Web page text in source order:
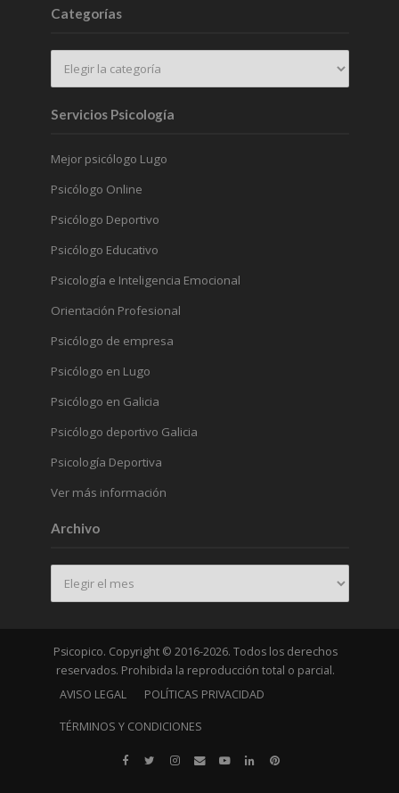
Categorías
Servicios Psicología
Mejor psicólogo Lugo
Psicólogo Online
Psicólogo Deportivo
Psicólogo Educativo
Psicología e Inteligencia Emocional
Orientación Profesional
Psicólogo de empresa
Psicólogo en Lugo
Psicólogo en Galicia
Psicólogo deportivo Galicia
Psicología Deportiva
Ver más información
Archivo
Archivo
Psicopico. Copyright © 2016-2026. Todos los derechos
reservados. Prohibida la reproducción total o parcial.
AVISO LEGAL
POLÍTICAS PRIVACIDAD
TÉRMINOS Y CONDICIONES